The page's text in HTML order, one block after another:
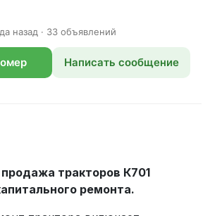
назад · 33 объявлений
Написать сообщение
тракторов К701
ремонта.